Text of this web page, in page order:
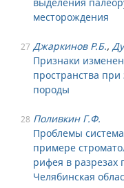
месторождения
27 Джаркинов Р.Б.,
Признаки
пространства при
породы
28 Поливкин Г.Ф.
Проблемы
примере
рифея в
Челябинская